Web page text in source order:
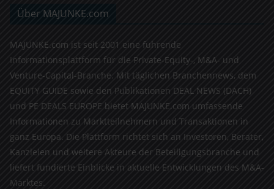
Über MAJUNKE.com
MAJUNKE.com ist seit 2001 eine führende
Informationsplattform für die Private-Equity-, M&A- und
Venture-Capital-Branche. Mit täglichen Branchennews, dem
EQUITY GUIDE sowie den Publikationen DEAL NEWS (DACH)
und PE DEALS EUROPE bietet MAJUNKE.com umfassende
Informationen zu Marktteilnehmern und Transaktionen in
ganz Europa. Die Plattform richtet sich an Investoren, Berater,
Kanzleien und weitere Akteure der Beteiligungsbranche und
liefert fundierte Einblicke in aktuelle Entwicklungen des M&A-
Marktes.